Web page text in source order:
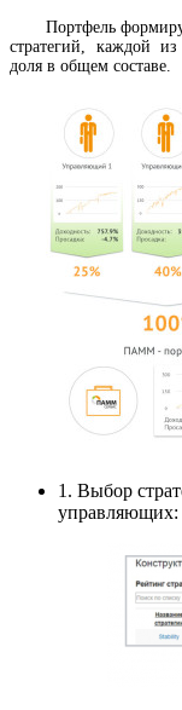
Портфель
стратегий, каждой из
доля в общем составе.
1. Выбор
управляющих: